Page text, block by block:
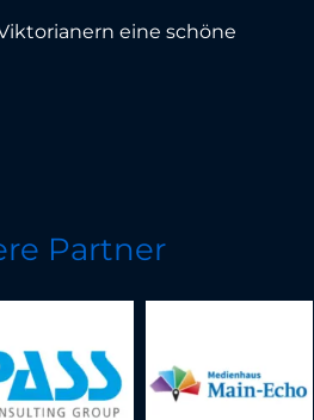
eine schöne
Partner